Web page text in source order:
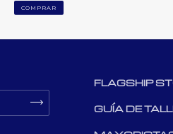
COMPRAR
FLAGSHIP
GUÍA DE